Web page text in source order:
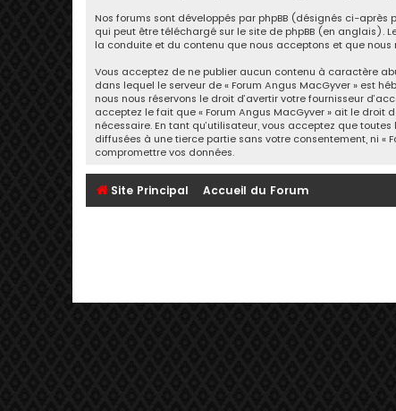
Nos forums sont développés par phpBB (désignés ci-après
qui peut être téléchargé sur le site de phpBB (en anglais).
la conduite et du contenu que nous acceptons et que nous
Vous acceptez de ne publier aucun contenu à caractère
dans lequel le serveur de « Forum Angus MacGyver » est
nous nous réservons le droit d’avertir votre fournisseur
acceptez le fait que « Forum Angus MacGyver » ait le droit
nécessaire. En tant qu’utilisateur, vous acceptez que
diffusées à une tierce partie sans votre consentement, ni «
compromettre vos données.
Site Principal Accueil du Forum